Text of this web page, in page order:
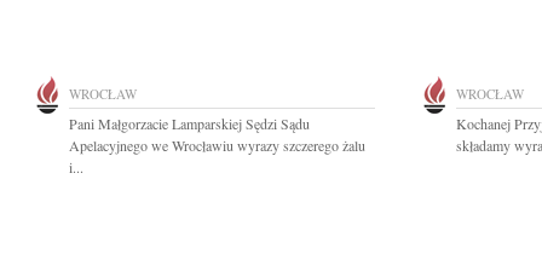
WROCŁAW
Pani Małgorzacie Lamparskiej Sędzi Sądu
Apelacyjnego we Wrocławiu wyrazy szczerego żalu
i...
WROCŁAW
Kochanej
składamy